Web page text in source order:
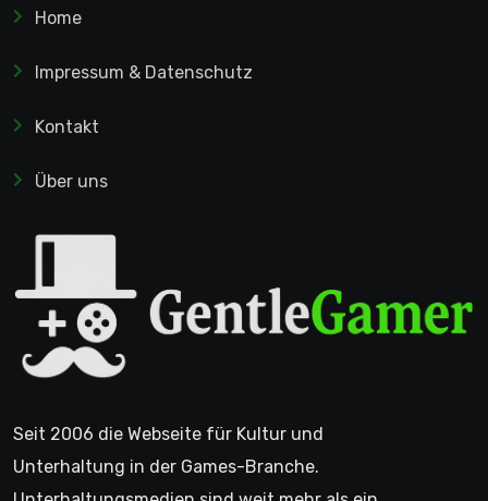
Home
Impressum & Datenschutz
Kontakt
Über uns
Seit 2006 die Webseite für Kultur und
Unterhaltung in der Games-Branche.